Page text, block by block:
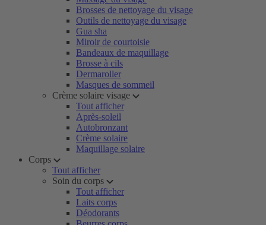
Brosses de nettoyage du visage
Outils de nettoyage du visage
Gua sha
Miroir de courtoisie
Bandeaux de maquillage
Brosse à cils
Dermaroller
Masques de sommeil
Crème solaire visage
Tout afficher
Après-soleil
Autobronzant
Crème solaire
Maquillage solaire
Corps
Tout afficher
Soin du corps
Tout afficher
Laits corps
Déodorants